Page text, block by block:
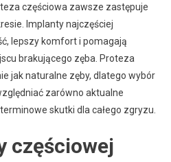
częściowa zawsze zastępuje
Implanty najczęściej
lepszy komfort i pomagają
brakującego zęba. Proteza
jak naturalne zęby, dlatego wybór
zarówno aktualne
skutki dla całego zgryzu.
częściowej